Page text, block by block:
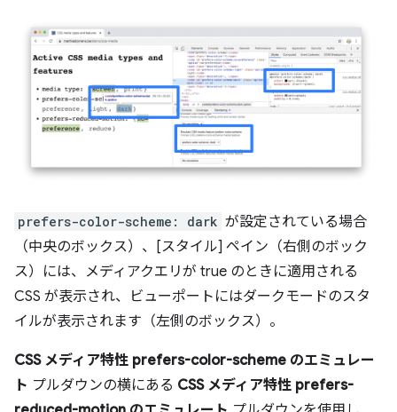
prefers-color-scheme: dark が設定されている場合
（中央のボックス）、[スタイル] ペイン（右側のボック
ス）には、メディアクエリが true のときに適用される
CSS が表示され、ビューポートにはダークモードのスタ
イルが表示されます（左側のボックス）。
CSS メディア特性 prefers-color-scheme のエミュレー
ト プルダウンの横にある CSS メディア特性 prefers-